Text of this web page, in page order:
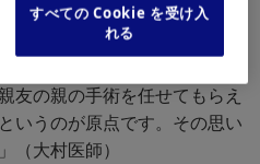
。当初は終末期医療に関心が
な医師の話を聞く中で、がん
友の親の手術を任せてもらえ
いうのが原点です。その思い
（大村医師）
すべての Cookie を受け入
れる